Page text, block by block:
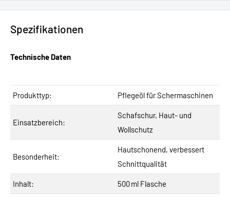
Spezifikationen
Technische Daten
Produkttyp: Pflegeöl für Schermaschinen
Einsatzbereich:
Schafschur, Haut- und
Wollschutz
Besonderheit:
Hautschonend, verbessert
Schnittqualität
Inhalt: 500 ml Flasche